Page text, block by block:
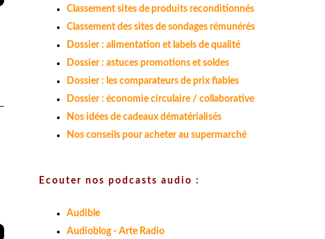
Classement sites de produits reconditionnés
Classement des sites de sondages rémunérés
Dossier : alimentation et labels de qualité
Dossier : astuces promotions et soldes
Dossier : les comparateurs de prix fiables
Dossier : économie circulaire / collaborative
Nos idées de cadeaux dématérialisés
Nos conseils pour acheter au supermarché
Ecouter nos podcasts audio :
Audible
Audioblog - Arte Radio